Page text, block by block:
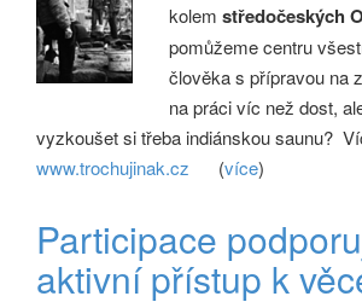
kolem středočeských
pomůžeme centru
člověka s přípravou na
na práci víc než dost,
vyzkoušet si třeba indiánskou saunu?
www.trochujinak.cz
(více)
Participace
aktivní přístup k